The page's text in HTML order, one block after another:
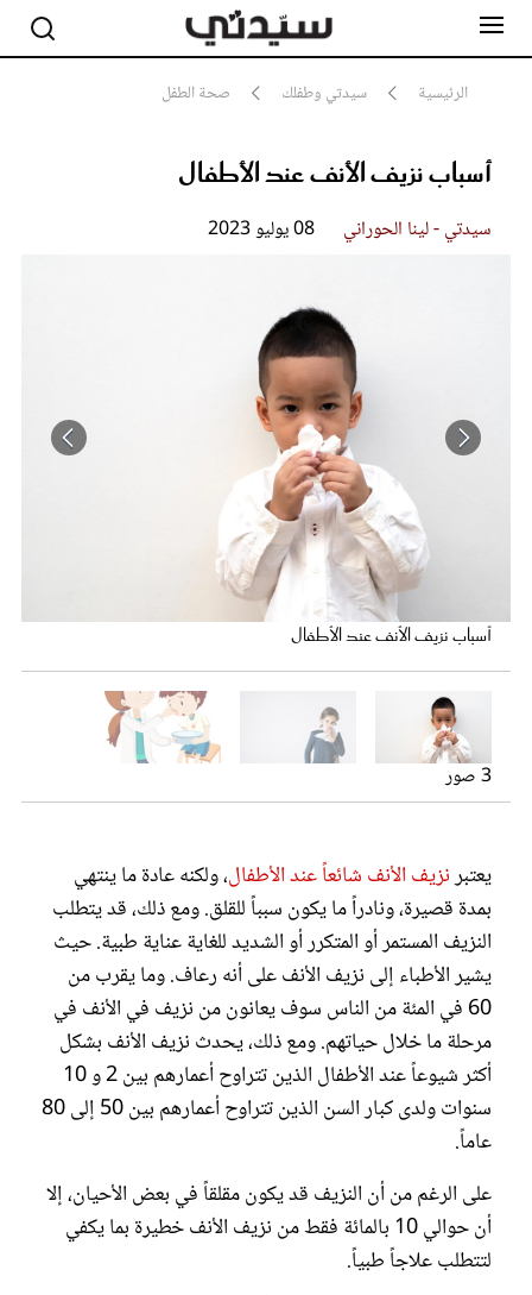
الرئيسية سيدتي وطفلك صحة الطفل
أسباب نزيف الأنف عند الأطفال
سيدتي - لينا الحوراني 08 يوليو 2023
أسباب نزيف الأنف عند الأطفال
​ما يجب القيام به لعلاج نزيف الأنف لدى الأطفال​
3 صور
يعتبرنزيف الأنف شائعاً عند الأطفال، ولكنه عادة ما ينتهي
بمدة قصيرة، ونادراً ما يكون سبباً للقلق. ومع ذلك، قد يتطلب
النزيف المستمر أو المتكرر أو الشديد للغاية عناية طبية. حيث
يشير الأطباء إلى نزيف الأنف على أنه رعاف. وما يقرب من
60 في المئة من الناس سوف يعانون من نزيف في الأنف في
مرحلة ما خلال حياتهم. ومع ذلك، يحدث نزيف الأنف بشكل
أكثر شيوعاً عند الأطفال الذين تتراوح أعمارهم بين 2 و 10
سنوات ولدى كبار السن الذين تتراوح أعمارهم بين 50 إلى 80
عاماً.
على الرغم من أن النزيف قد يكون مقلقاً في بعض الأحيان، إلا
أن حوالي 10 بالمائة فقط من نزيف الأنف خطيرة بما يكفي
لتتطلب علاجاً طبياً.
مشاهير
جمال
صحة ورشاقة
مطبخ سيدتي
مقالات الرأي
عروس سيدتي
مجلة سيدتي
غلاف رفمي